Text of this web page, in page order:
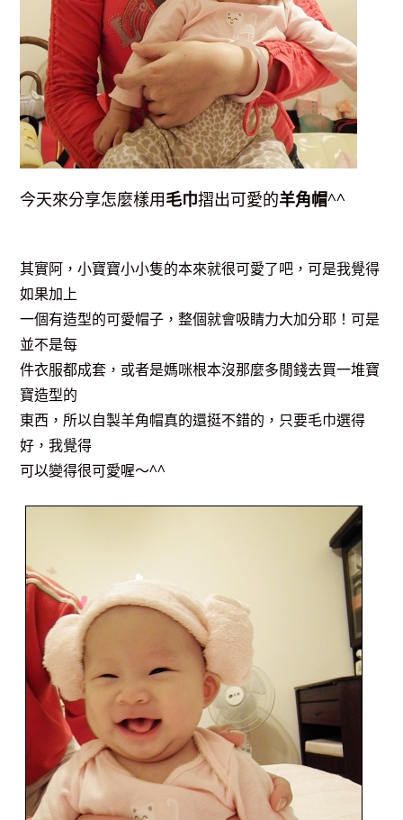
今天來分享怎麼樣用毛巾摺出可愛的羊角帽^^
其實阿，小寶寶小小隻的本來就很可愛了吧，可是我覺得
如果加上
一個有造型的可愛帽子，整個就會吸睛力大加分耶！可是
並不是每
件衣服都成套，或者是媽咪根本沒那麼多閒錢去買一堆寶
寶造型的
東西，所以自製羊角帽真的還挺不錯的，只要毛巾選得
好，我覺得
可以變得很可愛喔～^^